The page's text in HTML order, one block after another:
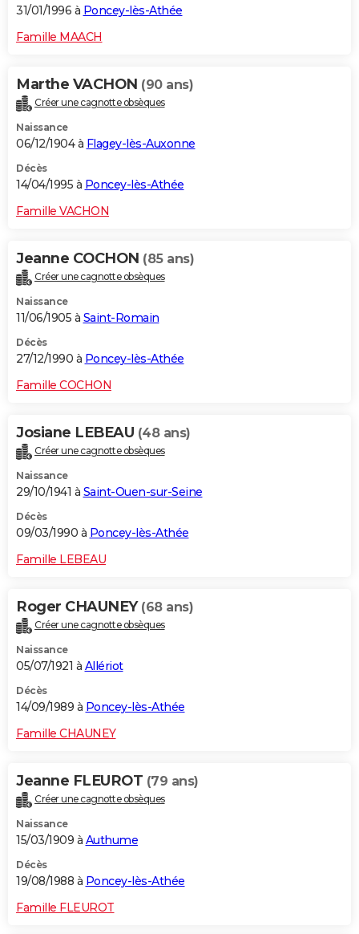
31/01/1996 à Poncey-lès-Athée
Famille MAACH
Marthe VACHON (90 ans)
Créer une cagnotte obsèques
Naissance
06/12/1904 à Flagey-lès-Auxonne
Décès
14/04/1995 à Poncey-lès-Athée
Famille VACHON
Jeanne COCHON (85 ans)
Créer une cagnotte obsèques
Naissance
11/06/1905 à Saint-Romain
Décès
27/12/1990 à Poncey-lès-Athée
Famille COCHON
Josiane LEBEAU (48 ans)
Créer une cagnotte obsèques
Naissance
29/10/1941 à Saint-Ouen-sur-Seine
Décès
09/03/1990 à Poncey-lès-Athée
Famille LEBEAU
Roger CHAUNEY (68 ans)
Créer une cagnotte obsèques
Naissance
05/07/1921 à Allériot
Décès
14/09/1989 à Poncey-lès-Athée
Famille CHAUNEY
Jeanne FLEUROT (79 ans)
Créer une cagnotte obsèques
Naissance
15/03/1909 à Authume
Décès
19/08/1988 à Poncey-lès-Athée
Famille FLEUROT